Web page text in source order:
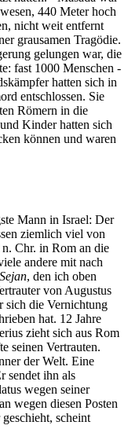
440 Meter hoch
nicht weit entfernt
grausamen Tragödie.
gelungen war, die
fast 1000 Menschen -
hatten sich in
entschlossen. Sie
Römern in die
Kinder hatten sich
können und waren
Mann in Israel: Der
ziemlich viel von
n. Chr. in Rom an die
andere mit nach
, den ich oben
von Augustus
sich die Vernichtung
hat. 12 Jahre
zieht sich aus Rom
seinen Vertrauten.
der Welt. Eine
sendet ihn als
wegen seiner
wegen diesen Posten
scheint